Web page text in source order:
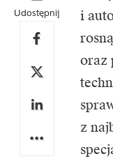
Udostępnij
i
oraz
z